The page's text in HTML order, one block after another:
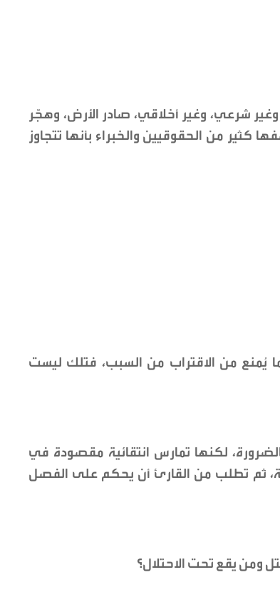
شرعي، وغير أخلاقي، صادر الأرض، وهجّر
من الحقوقيين والخبراء بأنها تتجاوز
يُمنع من الاقتراب من السبب، فتلك ليست
لكنها تمارس انتقائية مقصودة في
ثم تطلب من القارئ أن يحكم على الفصل
ومن يقع تحت الاحتلال؟